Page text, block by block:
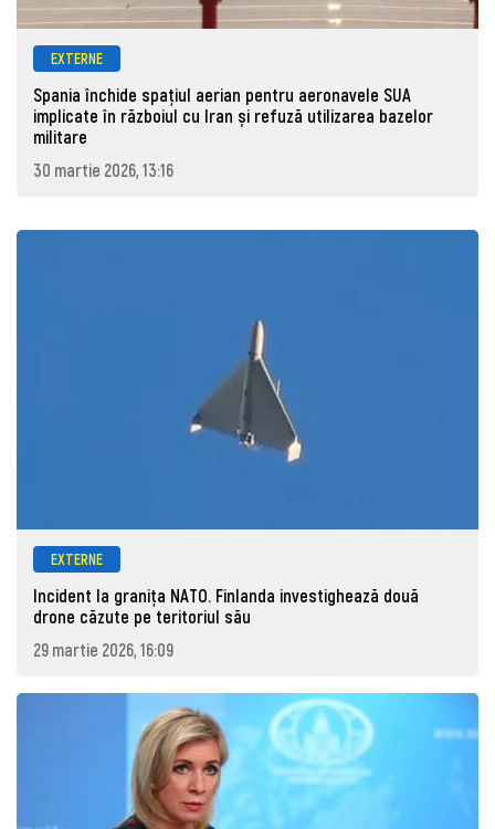
EXTERNE
Spania închide spațiul aerian pentru aeronavele SUA
implicate în războiul cu Iran și refuză utilizarea bazelor
militare
30 martie 2026, 13:16
EXTERNE
Incident la granița NATO. Finlanda investighează două
drone căzute pe teritoriul său
29 martie 2026, 16:09